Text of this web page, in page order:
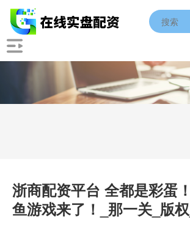
浙商配资平台 全都是彩蛋
鱼游戏来了！_那一关_版